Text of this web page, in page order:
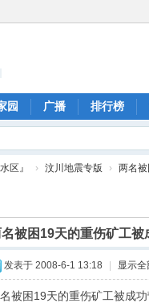
园 广播 排行榜
区』 › 汶川地震专版 › 两名
被困19天的重伤矿工被
发表于 2008-6-1 13:18 显示
被困19天的重伤矿工被成